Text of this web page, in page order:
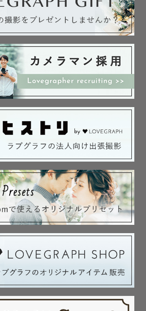
す
ります（お申し込み前にご連絡くださいませ💌）
依頼は対象外となります。
ュニケーションを心がけております 📪💭
明点等ありましたら、下記の公式LINEからお気軽
☺︎
ClF1K503
とを心より楽しみにしております 🕊